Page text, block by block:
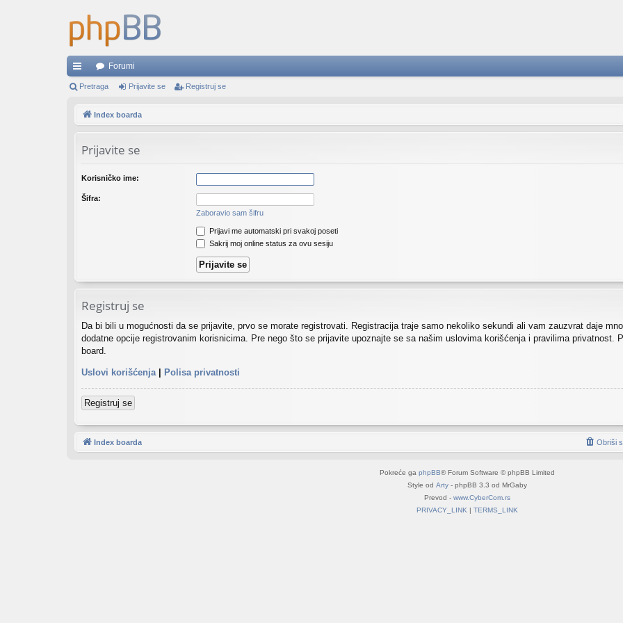
rzi
Forumi
Pretraga Prijavite se Registruj se
Index boarda
Prijavite se
Korisničko ime:
Šifra:
Zaboravio sam šifru
Prijavi me automatski pri svakoj poseti
Sakrij moj online status za ovu sesiju
Registruj se
Da bi bili u mogućnosti da se prijavite, prvo se morate registrovati. Registracija traje samo nekoliko sekundi ali vam zauzvrat daje
dodatne opcije registrovanim korisnicima. Pre nego što se prijavite upoznajte se sa našim uslovima korišćenja i pravilima privatnost.
board.
Uslovi korišćenja | Polisa privatnosti
Registruj se
Index boarda Obriši
Pokreće ga phpBB® Forum Software © phpBB Limited
Style od Arty - phpBB 3.3 od MrGaby
Prevod - www.CyberCom.rs
PRIVACY_LINK | TERMS_LINK